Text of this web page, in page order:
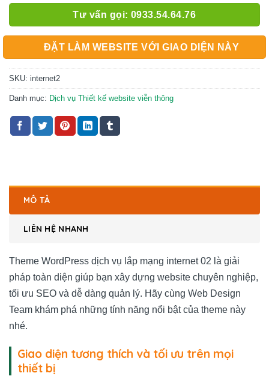
Tư vấn gọi: 0933.54.64.76
ĐẶT LÀM WEBSITE VỚI GIAO DIỆN NÀY
SKU: internet2
Danh mục: Dịch vụ Thiết kế website viễn thông
MÔ TẢ
LIÊN HỆ NHANH
Theme WordPress dịch vụ lắp mạng internet 02 là giải
pháp toàn diện giúp bạn xây dựng website chuyên nghiệp,
tối ưu SEO và dễ dàng quản lý. Hãy cùng Web Design
Team khám phá những tính năng nổi bật của theme này
nhé.
Giao diện tương thích và tối ưu trên mọi
thiết bị